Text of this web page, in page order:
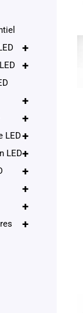
+
+
+
+
+
LED
+
LED
+
+
+
+